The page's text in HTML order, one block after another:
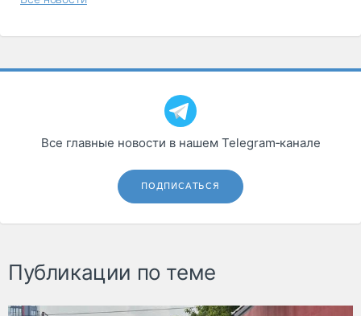
Все главные новости в нашем Telegram‑канале
ПОДПИСАТЬСЯ
Публикации по теме